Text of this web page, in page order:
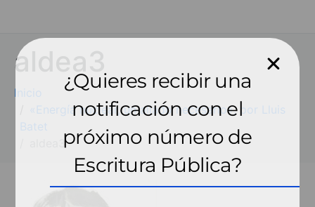
aldea3
Inicio
«Energía nuclear, un aliado necesario», por Lluis
Batet
¿Quieres recibir una
notificación con el
próximo número de
Escritura Pública?